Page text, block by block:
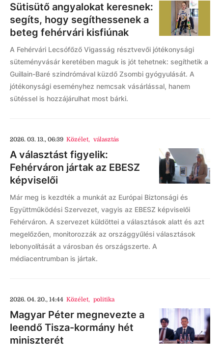
Sütisütő angyalokat keresnek:
segíts, hogy segíthessenek a
beteg fehérvári kisfiúnak
A Fehérvári Lecsófőző Vigasság résztvevői jótékonysági
süteményvásár keretében maguk is jót tehetnek: segíthetik a
Guillain-Baré szindrómával küzdő Zsombi gyógyulását. A
jótékonysági eseményhez nemcsak vásárlással, hanem
sütéssel is hozzájárulhat most bárki.
2026. 03. 13., 06:39 Közélet, választás
A választást figyelik:
Fehérváron jártak az EBESZ
képviselői
Már meg is kezdték a munkát az Európai Biztonsági és
Együttműködési Szervezet, vagyis az EBESZ képviselői
Fehérváron. A szervezet küldöttei a választások alatt és azt
megelőzően, monitorozzák az országgyűlési választások
lebonyolítását a városban és országszerte. A
médiacentrumban is jártak.
2026. 04. 20., 14:44 Közélet, politika
Magyar Péter megnevezte a
leendő Tisza-kormány hét
miniszterét